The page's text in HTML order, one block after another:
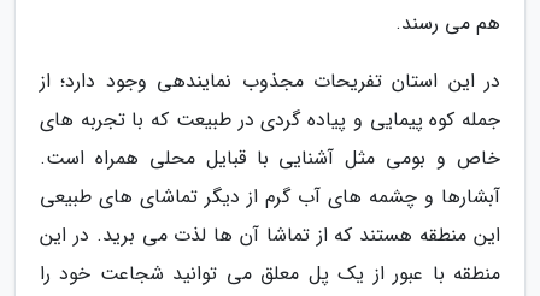
هم می رسند.
در این استان تفریحات مجذوب نمایندهی وجود دارد؛ از
جمله کوه پیمایی و پیاده گردی در طبیعت که با تجربه های
خاص و بومی مثل آشنایی با قبایل محلی همراه است.
آبشارها و چشمه های آب گرم از دیگر تماشای های طبیعی
این منطقه هستند که از تماشا آن ها لذت می برید. در این
منطقه با عبور از یک پل معلق می توانید شجاعت خود را